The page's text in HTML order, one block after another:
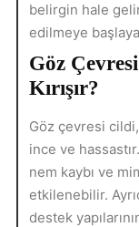
belirgin hale
edilmeye
Göz
Kırışır?
Göz çevresi
ince ve
nem kaybı ve
etkilenebilir.
destek